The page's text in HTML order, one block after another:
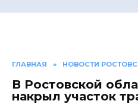
ГЛАВНАЯ » НОВОСТИ
В Ростовской
накрыл участок